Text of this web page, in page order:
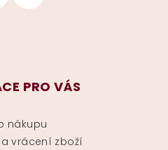
PRO VÁS
nákupu
vrácení zboží